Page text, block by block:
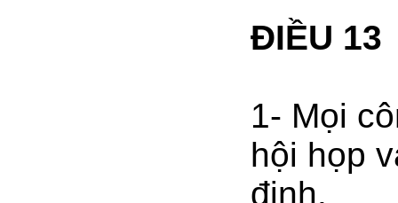
ĐIỀU 13
1- Mọi
hội họp
định.